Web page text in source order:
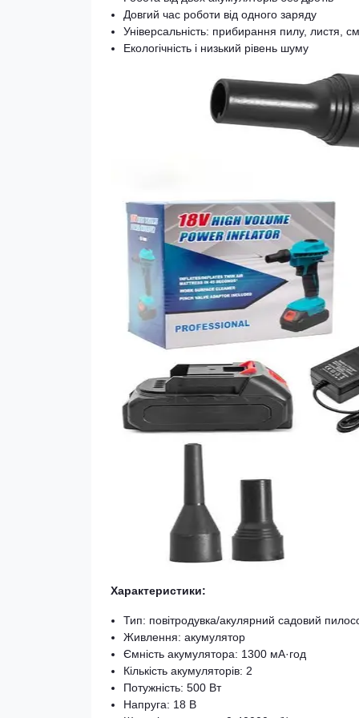
Довгий час роботи від одного заряду
Універсальність: прибирання пилу, листя,
Екологічність і низький рівень шуму
Характеристики:
Тип: повітродувка/акулярний садовий
Живлення: акумулятор
Ємність акумулятора: 1300 мА·год
Кількість акумуляторів: 2
Потужність: 500 Вт
Напруга: 18 В